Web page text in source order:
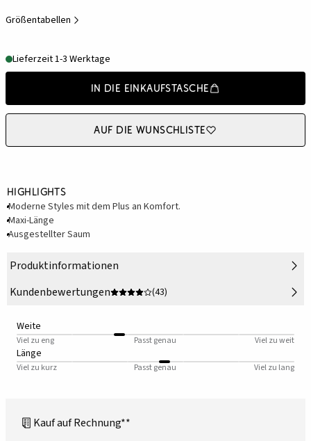
Größentabellen
Lieferzeit 1-3 Werktage
In die Einkaufstasche
Auf die Wunschliste
Highlights
Moderne Styles mit dem Plus an Komfort.
Maxi-Länge
Ausgestellter Saum
Produktinformationen
Kundenbewertungen
(43)
Weite
Viel zu eng Passt genau Viel zu weit
Länge
Viel zu kurz Passt genau Viel zu lang
Kauf auf Rechnung**